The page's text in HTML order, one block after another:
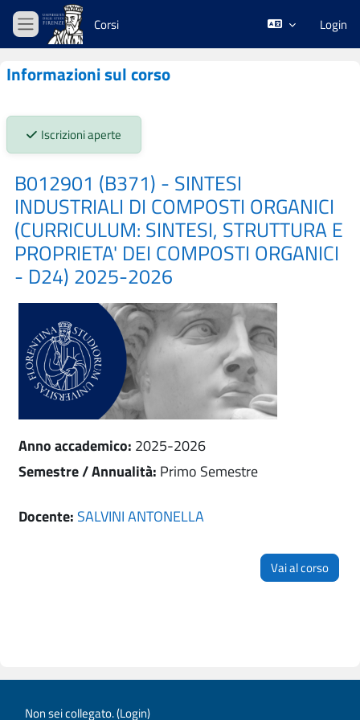
Vai al contenuto principale
Pannello laterale
Corsi Login
Informazioni sul corso
Stato iscrizioni:
Iscrizioni aperte
B012901 (B371) - SINTESI
INDUSTRIALI DI COMPOSTI ORGANICI
(CURRICULUM: SINTESI, STRUTTURA E
PROPRIETA' DEI COMPOSTI ORGANICI
- D24) 2025-2026
Anno accademico: 2025-2026
Semestre / Annualità: Primo Semestre
Docente: SALVINI ANTONELLA
Vai al corso
Non sei collegato. (Login)